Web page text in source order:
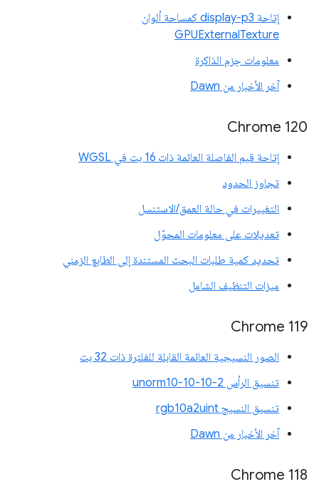
إتاحة display-p3 كمساحة ألوان
GPUExternalTexture
معلومات حِزم الذاكرة
آخر الأخبار من Dawn
‫Chrome 120
إتاحة قيم الفاصلة العائمة ذات 16 بت في WGSL
تجاوز الحدود
التغييرات في حالة العمق/الاستنسل
تعديلات على معلومات المحوّل
تحديد كمية طلبات البحث المستندة إلى الطابع الزمني
ميزات التنظيف الشامل
‫Chrome 119
الصور النسيجية العائمة القابلة للفلترة ذات 32 بت
تنسيق الرأس unorm10-10-10-2
تنسيق النسيج rgb10a2uint
آخر الأخبار من Dawn
‫Chrome 118